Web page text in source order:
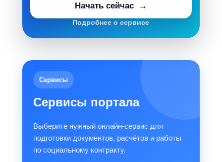
Начать сейчас
Подробнее о сервисе
Сервисы
Сервисы портала
Выберите нужный онлайн-сервис для
подготовки документов, расчётов и работы
по социальному контракту.